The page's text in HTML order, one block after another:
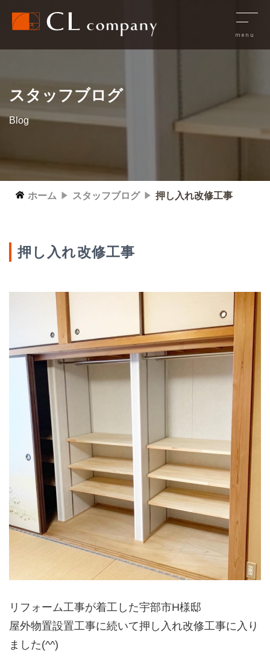
スタッフブログ
Blog
ホーム スタッフブログ 押し入れ改修工事
押し入れ改修工事
リフォーム工事が着工した宇部市H様邸
屋外物置設置工事に続いて押し入れ改修工事に入り
ました(^^)